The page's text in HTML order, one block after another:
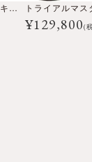
フェニックス ワックス キャップ
¥129,800(